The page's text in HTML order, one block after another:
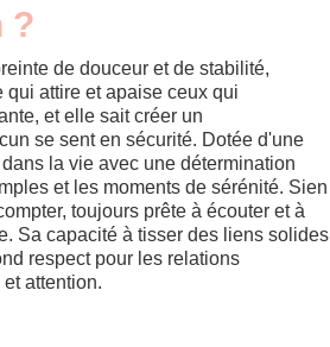
?
de douceur et de stabilité,
attire et apaise ceux qui
et elle sait créer un
se sent en sécurité. Dotée d'une
la vie avec une détermination
et les moments de sérénité. Sien
toujours prête à écouter et à
Sa capacité à tisser des liens solides
respect pour les relations
attention.